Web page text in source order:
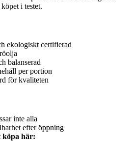
i testet.
ekologiskt certifierad
balanserad
per portion
för kvaliteten
inte alla
efter öppning
köpa här: